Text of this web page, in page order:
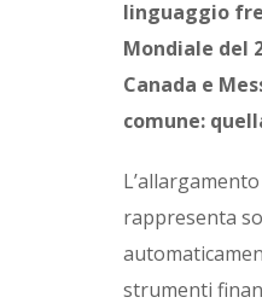
linguaggio
Mondiale del
Canada e
comune:
rappresenta
strumenti